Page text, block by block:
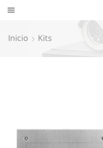
Inicio Kits